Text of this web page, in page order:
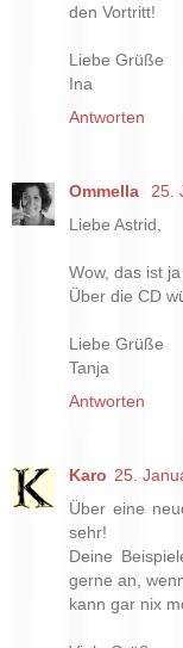
den Vortritt!
Liebe Grüße
Ina
Antworten
Ommella
25.
Liebe Astrid,
Wow, das ist
Über die CD
Liebe Grüße
Tanja
Antworten
Karo 25.
Über eine
sehr!
Deine
gerne an,
kann gar nix